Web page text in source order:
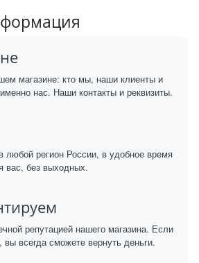
магазине: кто мы, наши клиенты и
нас. Наши контакты и реквизиты.
любой регион России, в удобное время
вас, без выходных.
репутацией нашего магазина. Если
вы всегда сможете вернуть деньги.